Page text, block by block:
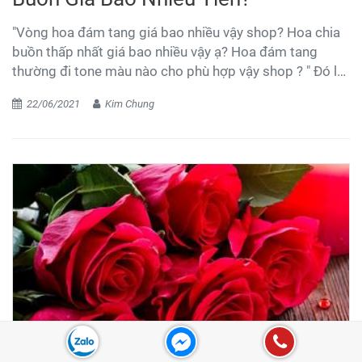
"Vòng hoa đám tang giá bao nhiều vậy shop? Hoa chia
buồn thấp nhất giá bao nhiều vậy ạ? Hoa đám tang
thường đi tone màu nào cho phù hợp vậy shop ? " Đó là
khách gọi điện tới đặt hoa tại shop. Kim Kiều Flower xin
22/06/2021 Kim Chung